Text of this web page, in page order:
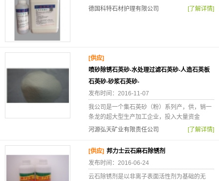
德国科特石材护理有限公司
[了解详情]
[供应]
喷砂除锈石英砂-水处理过滤石英砂-人造石英板
石英砂-砂浆石英砂-
发布时间：2016-11-07
我公司是一个集石英砂（粉）系列产，供，销一
条龙的超大型生产加工企业，投入大量资金
河源弘天矿业有限责任公司
[了解详情]
[供应] 邦力士云石麻石除锈剂
发布时间：2016-06-24
云石除锈剂是以非离子表面活性剂为基础的无